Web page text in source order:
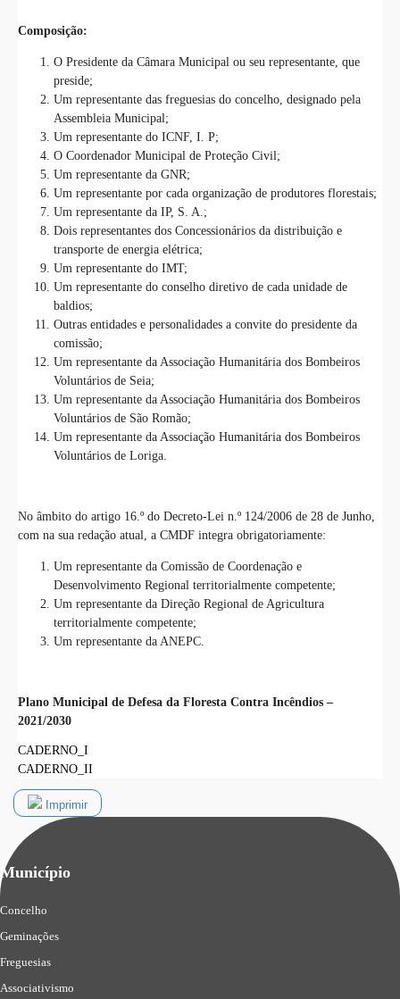
Composição:
O Presidente da Câmara Municipal ou seu representante, que
preside;
Um representante das freguesias do concelho, designado pela
Assembleia Municipal;
Um representante do ICNF, I. P;
O Coordenador Municipal de Proteção Civil;
Um representante da GNR;
Um representante por cada organização de produtores florestais;
Um representante da IP, S. A.;
Dois representantes dos Concessionários da distribuição e
transporte de energia elétrica;
Um representante do IMT;
Um representante do conselho diretivo de cada unidade de
baldios;
Outras entidades e personalidades a convite do presidente da
comissão;
Um representante da Associação Humanitária dos Bombeiros
Voluntários de Seia;
Um representante da Associação Humanitária dos Bombeiros
Voluntários de São Romão;
Um representante da Associação Humanitária dos Bombeiros
Voluntários de Loriga.
No âmbito do artigo 16.º do Decreto-Lei n.º 124/2006 de 28 de Junho,
com na sua redação atual, a CMDF integra obrigatoriamente:
Um representante da Comissão de Coordenação e
Desenvolvimento Regional territorialmente competente;
Um representante da Direção Regional de Agricultura
territorialmente competente;
Um representante da ANEPC.
Plano Municipal de Defesa da Floresta Contra Incêndios –
2021/2030
CADERNO_I
CADERNO_II
Imprimir
Município
Concelho
Geminações
Freguesias
Associativismo